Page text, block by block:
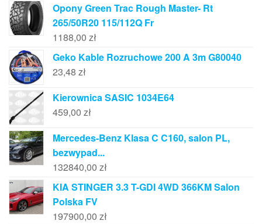
Opony Green Trac Rough Master- Rt
265/50R20 115/112Q Fr
1188,00 zł
Geko Kable Rozruchowe 200 A 3m G80040
23,48 zł
Kierownica SASIC 1034E64
459,00 zł
Mercedes-Benz Klasa C C160, salon PL,
bezwypad...
132840,00 zł
KIA STINGER 3.3 T-GDI 4WD 366KM Salon
Polska FV
197900,00 zł